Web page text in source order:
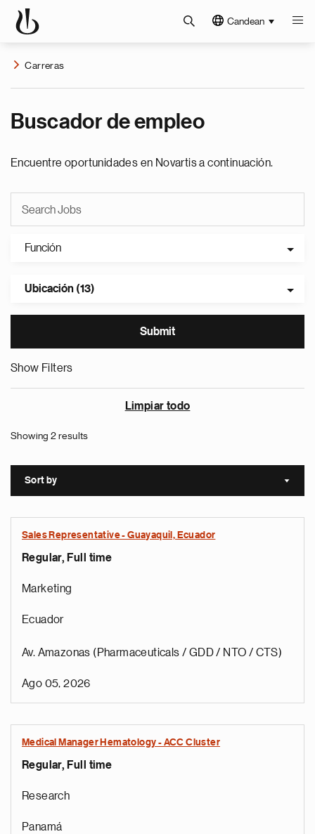
Candean
Carreras
Buscador de empleo
Encuentre oportunidades en Novartis a continuación.
Función
Ubicación (13)
Show Filters
Limpiar todo
Showing 2 results
Sort by Sort
Sales Representative - Guayaquil, Ecuador
Regular, Full time
Marketing
Ecuador
Av. Amazonas (Pharmaceuticals / GDD / NTO / CTS)
Ago 05, 2026
Medical Manager Hematology - ACC Cluster
Regular, Full time
Research
Panamá